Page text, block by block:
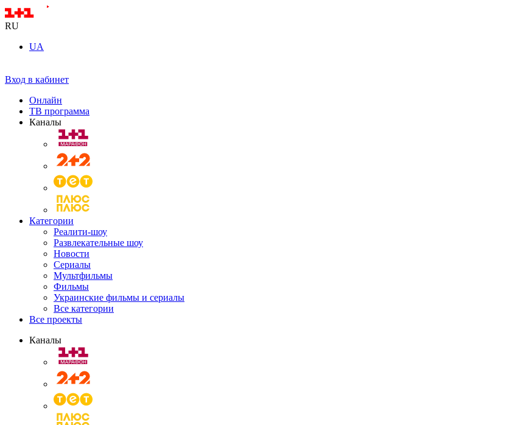
RU
UA
Вход в кабинет
Онлайн
ТВ программа
Каналы
Категории
Реалити-шоу
Развлекательные шоу
Новости
Сериалы
Мультфильмы
Фильмы
Украинские фильмы и сериалы
Все категории
Все проекты
Каналы